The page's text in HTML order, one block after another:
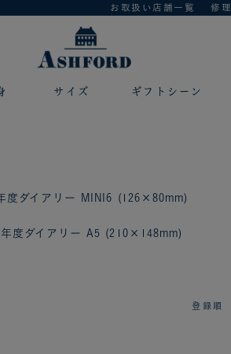
お取扱い店舗一覧 修理
サイズ ギフトシーン
度ダイアリー MINI6 (126×80mm)
年度ダイアリー A5 (210×148mm)
登録順